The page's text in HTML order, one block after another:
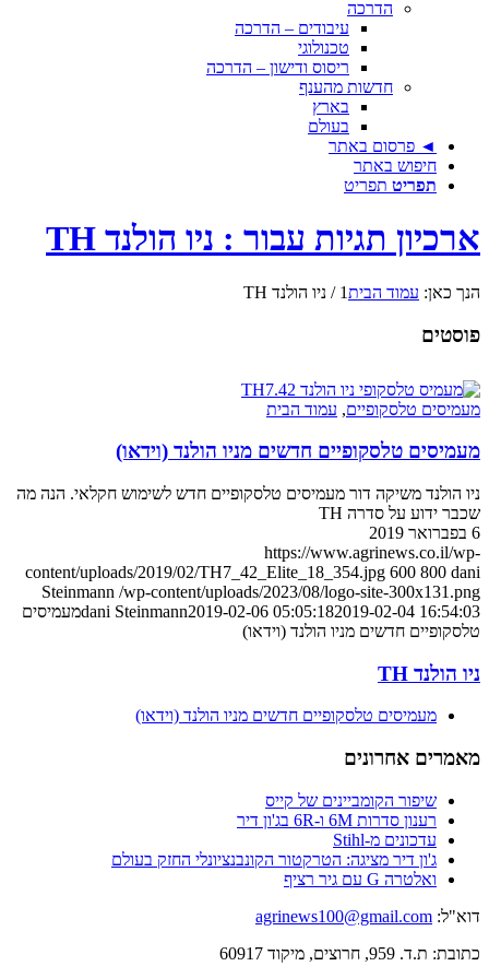
הדרכה
עיבודים – הדרכה
טכנולוגי
ריסוס ודישון – הדרכה
חדשות מהענף
בארץ
בעולם
◄ פרסום באתר
חיפוש באתר
תפריט תפריט
ארכיון תגיות עבור : ניו הולנד TH
הנך כאן: עמוד הבית1
/ ניו הולנד TH
פוסטים
מעמיסים טלסקופיים, עמוד הבית
מעמיסים טלסקופיים חדשים מניו הולנד (וידאו)
ניו הולנד משיקה דור מעמיסים טלסקופיים חדש לשימוש חקלאי. הנה מה
שכבר ידוע על סדרה TH
6 בפברואר 2019
https://www.agrinews.co.il/wp-
content/uploads/2019/02/TH7_42_Elite_18_354.jpg 600 800 dani
Steinmann /wp-content/uploads/2023/08/logo-site-300x131.png
dani Steinmann2019-02-06 05:05:182019-02-04 16:54:03
מעמיסים
טלסקופיים חדשים מניו הולנד (וידאו)
ניו הולנד TH
מעמיסים טלסקופיים חדשים מניו הולנד (וידאו)
מאמרים אחרונים
שיפור הקומביינים של קייס
רענון סדרות 6M ו-6R בג'ון דיר
עדכונים מ-Stihl
ג'ון דיר מציגה: הטרקטור הקונבנציונלי החזק בעולם
ואלטרה G עם גיר רציף
דוא"ל: agrinews100@gmail.com
כתובת: ת.ד. 959, חרוצים, מיקוד 60917